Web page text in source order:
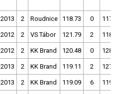
2013 2 Roudnice 118.73 0
2012 2 VS Tábor 121.79 2
2012 2 KK Brand 120.48 0
2013 2 KK Brand 119.11 2
2013 2 KK Brand 119.09 6